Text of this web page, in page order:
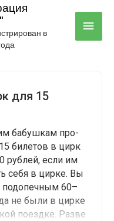
в
для 15
бабуш­кам про­
биле­тов в цирк
руб­лей, если им
себя в цир­ке. Вы
под­опеч­ным 60–
не были в цир­ке
поезд­ке. Раз­ве